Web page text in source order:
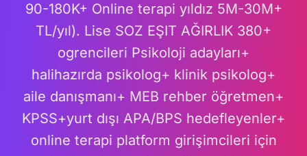
90-180K+ Online terapi yıldız 5M-30M+
TL/yıl). Lise SOZ EŞIT AĞIRLIK 380+
ogrencileri Psikoloji adayları+
halihazırda psikolog+ klinik psikolog+
aile danışmanı+ MEB rehber öğretmen+
KPSS+yurt dışı APA/BPS hedefleyenler+
online terapi platform girişimcileri için